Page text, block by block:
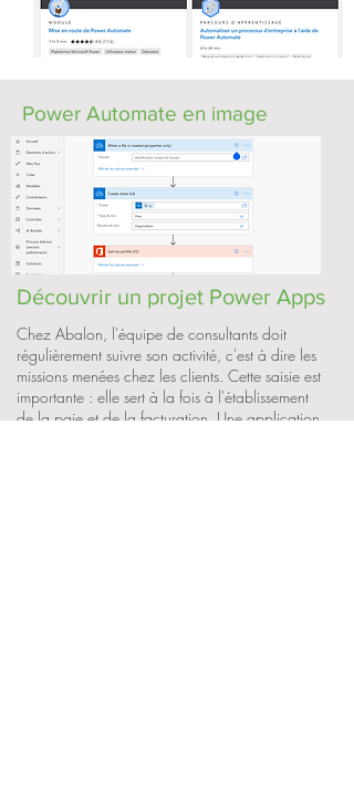
Power Automate en image
Découvrir un projet Power Apps
Chez Abalon, l'équipe de consultants doit
régulièrement suivre son activité, c'est à dire les
missions menées chez les clients. Cette saisie est
importante : elle sert à la fois à l'établissement
de la paie et de la facturation. Une application